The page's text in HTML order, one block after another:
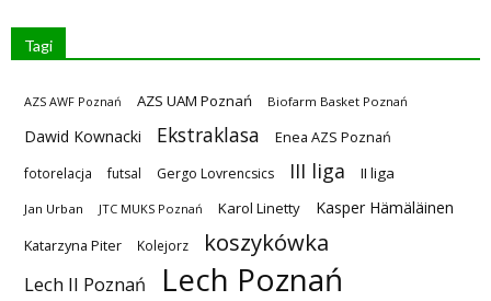
Tagi
AZS AWF Poznań AZS UAM Poznań Biofarm Basket Poznań
Dawid Kownacki Ekstraklasa Enea AZS Poznań
fotorelacja futsal Gergo Lovrencsics III liga II liga
Jan Urban JTC MUKS Poznań Karol Linetty Kasper Hämäläinen
Katarzyna Piter Kolejorz koszykówka
Lech II Poznań Lech Poznań